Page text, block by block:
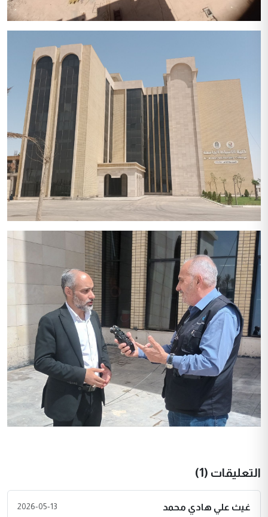
التعليقات (1)
غيث علي هادي محمد 2026-05-13